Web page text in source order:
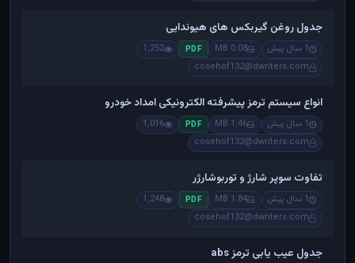
جدول روغن گیربکس های هیوندایی
1 سال پیش 0.08 MB
PDF
1,252
cosehof132@dwriters.com
انواع سیستم ترمز پیشرفته الکترونیکی امداد خودرو
1 سال پیش 1.46 MB
PDF
1,016
cosehof132@dwriters.com
تفاوت سوپر شارژ و توربوشارژر
1 سال پیش 1.84 MB
PDF
1,248
cosehof132@dwriters.com
جدول عیب یابی ترمز abs